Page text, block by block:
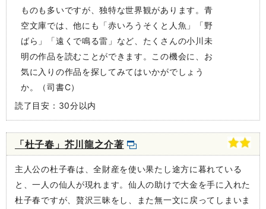
ものも多いですが、独特な世界観があります。青
空文庫では、他にも「赤いろうそくと人魚」「野
ばら」「遠くで鳴る雷」など、たくさんの小川未
明の作品を読むことができます。この機会に、お
気に入りの作品を探してみてはいかがでしょう
か。（司書C）
読了目安：30分以内
「杜子春」芥川龍之介著
主人公の杜子春は、全財産を使い果たし途方に暮れている
と、一人の仙人が現れます。仙人の助けで大金を手に入れた
杜子春ですが、贅沢三昧をし、また無一文に戻ってしまいま